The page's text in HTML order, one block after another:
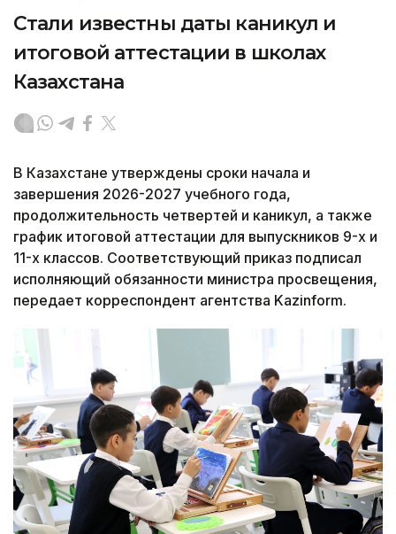
Стали известны даты каникул и
итоговой аттестации в школах
Казахстана
В Казахстане утверждены сроки начала и
завершения 2026-2027 учебного года,
продолжительность четвертей и каникул, а также
график итоговой аттестации для выпускников 9-х и
11-х классов. Соответствующий приказ подписал
исполняющий обязанности министра просвещения,
передает корреспондент агентства Kazinform.